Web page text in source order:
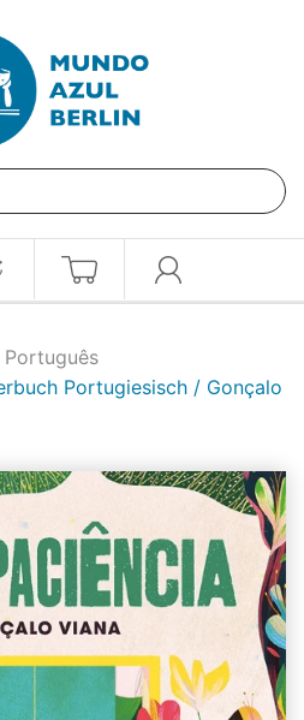
Portugiesisch / Gonçalo